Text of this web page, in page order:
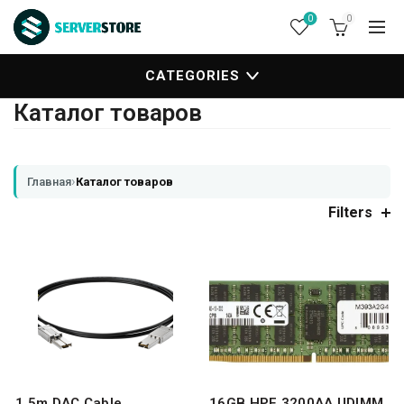
0 0
CATEGORIES
Каталог товаров
Главная›Каталог товаров
Filters